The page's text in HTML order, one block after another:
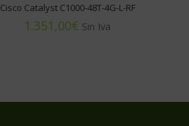
Cisco Catalyst C1000-48T-4G-L-RF
€